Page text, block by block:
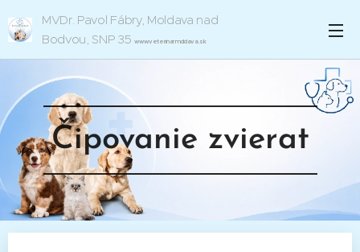
MVDr. Pavol Fábry, Moldava nad
Bodvou, SNP 35 www.veterinarmoldava.sk
Čipovanie zvierat